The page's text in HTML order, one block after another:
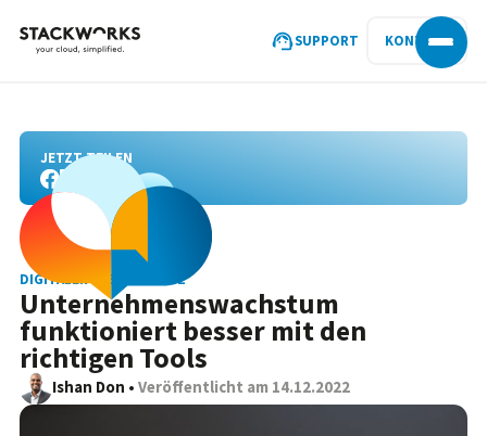
SUPPORT KONTAKT
DIGITALER ARBEITSPLATZ
Unternehmenswachstum
funktioniert besser mit den
richtigen Tools
Ishan Don • Veröffentlicht am 14.12.2022
JETZT TEILEN